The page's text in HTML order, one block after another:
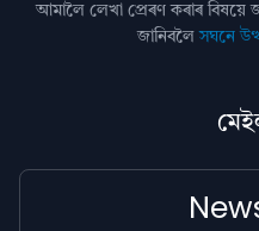
আমালৈ লেখা প্ৰেৰণ কৰাৰ বিষয়ে
জানিবলৈসঘনে